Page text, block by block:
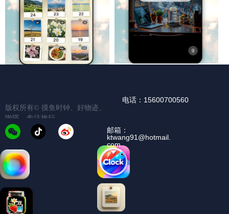
版权所有©️ 摸鱼时钟、好物迹、
啪嗒、专注旅行
电话：15600700560
邮箱：
ktwang91@hotmail.
com